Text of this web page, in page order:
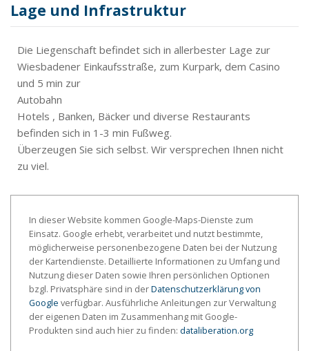
Lage und Infrastruktur
Die Liegenschaft befindet sich in allerbester Lage zur
Wiesbadener Einkaufsstraße, zum Kurpark, dem Casino
und 5 min zur
Autobahn
Hotels , Banken, Bäcker und diverse Restaurants
befinden sich in 1-3 min Fußweg.
Überzeugen Sie sich selbst. Wir versprechen Ihnen nicht
zu viel.
In dieser Website kommen Google-Maps-Dienste zum
Einsatz. Google erhebt, verarbeitet und nutzt bestimmte,
möglicherweise personenbezogene Daten bei der Nutzung
der Kartendienste. Detaillierte Informationen zu Umfang und
Nutzung dieser Daten sowie Ihren persönlichen Optionen
bzgl. Privatsphäre sind in derDatenschutzerklärung von
Google verfügbar. Ausführliche Anleitungen zur Verwaltung
der eigenen Daten im Zusammenhang mit Google-
Produkten sind auch hier zu finden: dataliberation.org